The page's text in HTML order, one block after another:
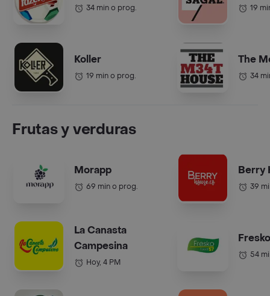
34 min o prog.
Koller
19 min o prog.
19
The
34
Frutas y verduras
Morapp
69 min o prog.
La Canasta
Campesina
Hoy, 4 PM
Berry
39
54